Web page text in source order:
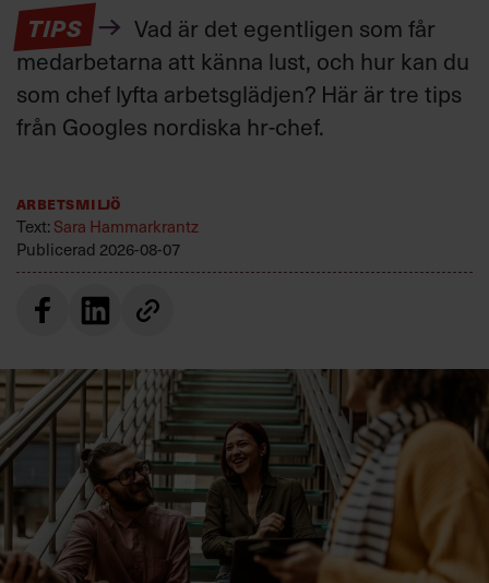
TIPS
Vad är det egentligen som får
medarbetarna att känna lust, och hur kan du
som chef lyfta arbetsglädjen? Här är tre tips
från Googles nordiska hr-chef.
Arbetsmiljö
Text:Sara Hammarkrantz
Publicerad 2026-08-07